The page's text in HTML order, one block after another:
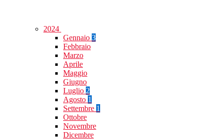
2024
Gennaio 3
Febbraio
Marzo
Aprile
Maggio
Giugno
Luglio 2
Agosto 1
Settembre 1
Ottobre
Novembre
Dicembre